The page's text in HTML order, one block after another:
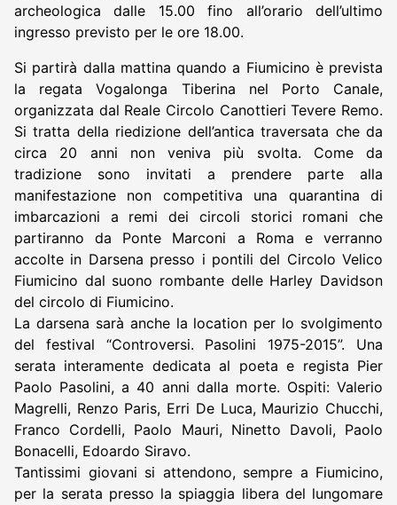
archeologica dalle 15.00 fino all’orario dell’ultimo
ingresso previsto per le ore 18.00.
Si partirà dalla mattina quando a Fiumicino è prevista
la regata Vogalonga Tiberina nel Porto Canale,
organizzata dal Reale Circolo Canottieri Tevere Remo.
Si tratta della riedizione dell’antica traversata che da
circa 20 anni non veniva più svolta. Come da
tradizione sono invitati a prendere parte alla
manifestazione non competitiva una quarantina di
imbarcazioni a remi dei circoli storici romani che
partiranno da Ponte Marconi a Roma e verranno
accolte in Darsena presso i pontili del Circolo Velico
Fiumicino dal suono rombante delle Harley Davidson
del circolo di Fiumicino.
La darsena sarà anche la location per lo svolgimento
del festival “Controversi. Pasolini 1975-2015”. Una
serata interamente dedicata al poeta e regista Pier
Paolo Pasolini, a 40 anni dalla morte. Ospiti: Valerio
Magrelli, Renzo Paris, Erri De Luca, Maurizio Chucchi,
Franco Cordelli, Paolo Mauri, Ninetto Davoli, Paolo
Bonacelli, Edoardo Siravo.
Tantissimi giovani si attendono, sempre a Fiumicino,
per la serata presso la spiaggia libera del lungomare